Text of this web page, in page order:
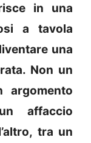
in una
a tavola
una
Non un
argomento
affaccio
tra un